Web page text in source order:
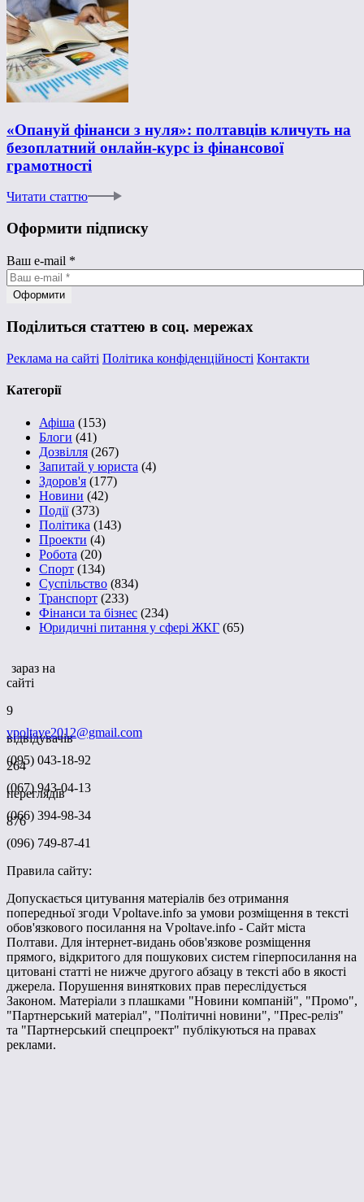
«Опануй фінанси з нуля»: полтавців кличуть на
безоплатний онлайн-курс із фінансової
грамотності
Читати статтю
Оформити підписку
Ваш e-mail *
Поділиться статтею в соц. мережах
Реклама на сайті Політика конфіденційності Контакти
Категорії
Афіша (153)
Блоги (41)
Дозвілля (267)
Запитай у юриста (4)
Здоров'я (177)
Новини (42)
Події(373)
Політика (143)
Проекти (4)
Робота (20)
Спорт (134)
Суспільство (834)
Транспорт (233)
Фінанси та бізнес (234)
Юридичні питання у сфері ЖКГ (65)
зараз на
сайті
9
відвідувачів
264
переглядів
876
vpoltave2012@gmail.com
(095) 043-18-92
(067) 943-04-13
(066) 394-98-34
(096) 749-87-41
Правила сайту:
Допускається цитування матеріалів без отримання
попередньої згоди Vpoltave.info за умови розміщення в тексті
обов'язкового посилання на Vpoltave.info - Сайт міста
Полтави. Для інтернет-видань обов'язкове розміщення
прямого, відкритого для пошукових систем гіперпосилання на
цитовані статті не нижче другого абзацу в тексті або в якості
джерела. Порушення виняткових прав переслідується
Законом. Матеріали з плашками "Новини компаній", "Промо",
"Партнерський матеріал", "Політичні новини", "Прес-реліз"
та "Партнерський спецпроект" публікуються на правах
реклами.